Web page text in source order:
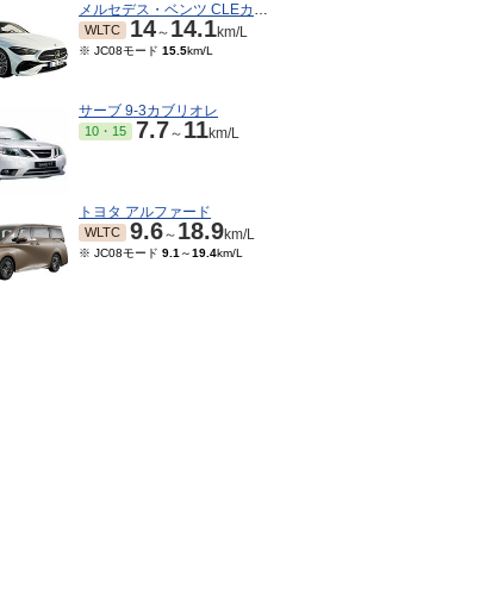
メルセデス・ベンツ CLEカブリオレ
WLTC 14～ 14.1km/L
※ JC08モード 15.5km/L
サーブ 9-3カブリオレ
10・15 7.7～ 11km/L
トヨタ アルファード
WLTC 9.6～ 18.9km/L
※ JC08モード 9.1 ～19.4km/L